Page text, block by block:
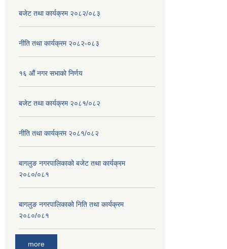
बजेट तथा कार्यक्रम २०८२/०८३
नीति तथा कार्यक्रम २०८२-०८३
१६ ‌औं नगर सभाकाे निर्णय
बजेट तथा कार्यक्रम २०८१/०८२
नीति तथा कार्यक्रम २०८१/०८२
बागलुङ नगरपालिकाको बजेट तथा कार्यक्रम
२०८०/०८१
बागलुङ नगरपालिकाको निति तथा कार्यक्रम
२०८०/०८१
more